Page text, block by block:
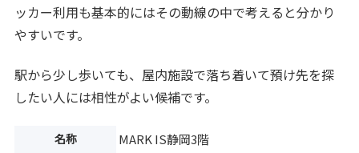
ッカー利用も基本的にはその動線の中で考えると分かり
やすいです。
駅から少し歩いても、屋内施設で落ち着いて預け先を探
したい人には相性がよい候補です。
名称 MARK IS静岡3階